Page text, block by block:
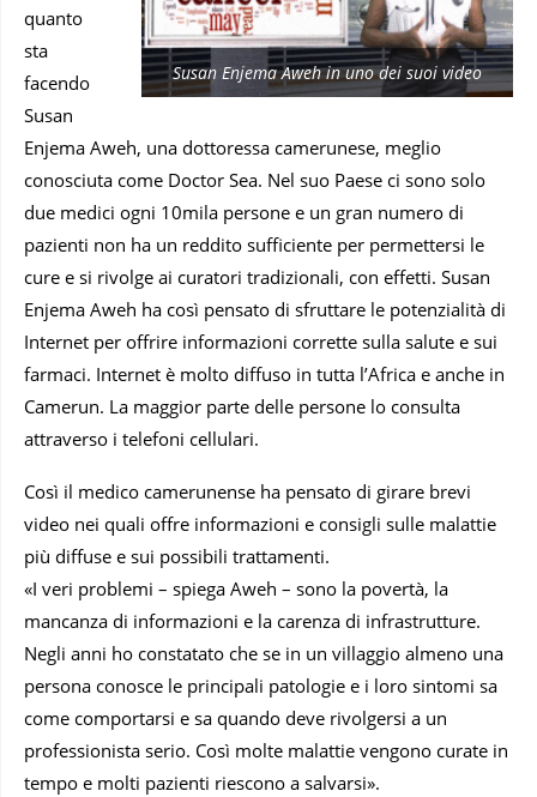
Susan Enjema Aweh in uno dei suoi video
quanto
sta
facendo
Susan
Enjema Aweh, una dottoressa camerunese, meglio
conosciuta come Doctor Sea. Nel suo Paese ci sono solo
due medici ogni 10mila persone e un gran numero di
pazienti non ha un reddito sufficiente per permettersi le
cure e si rivolge ai curatori tradizionali, con effetti. Susan
Enjema Aweh ha così pensato di sfruttare le potenzialità di
Internet per offrire informazioni corrette sulla salute e sui
farmaci. Internet è molto diffuso in tutta l’Africa e anche in
Camerun. La maggior parte delle persone lo consulta
attraverso i telefoni cellulari.
Così il medico camerunense ha pensato di girare brevi
video nei quali offre informazioni e consigli sulle malattie
più diffuse e sui possibili trattamenti.
«I veri problemi – spiega Aweh – sono la povertà, la
mancanza di informazioni e la carenza di infrastrutture.
Negli anni ho constatato che se in un villaggio almeno una
persona conosce le principali patologie e i loro sintomi sa
come comportarsi e sa quando deve rivolgersi a un
professionista serio. Così molte malattie vengono curate in
tempo e molti pazienti riescono a salvarsi».